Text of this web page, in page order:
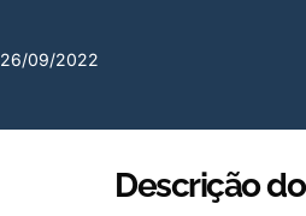
26/09/2022
Descrição